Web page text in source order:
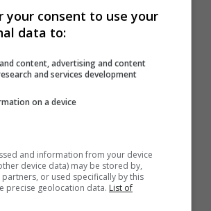
этого вынужденный
задач. Во-первых, вернуть
в космосе.
consent to use your
data to:
content, advertising and content
and services development
on a device
and information from your device
device data) may be stored by,
or used specifically by this
precise geolocation data. List of